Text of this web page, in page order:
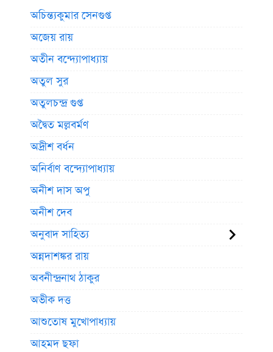
অচিন্ত্যকুমার সেনগুপ্ত
অজেয় রায়
অতীন বন্দ্যোপাধ্যায়
অতুল সুর
অতুলচন্দ্র গুপ্ত
অদ্বৈত মল্লবর্মণ
অদ্রীশ বর্ধন
অনির্বাণ বন্দ্যোপাধ্যায়
অনীশ দাস অপু
অনীশ দেব
অনুবাদ সাহিত্য
অন্নদাশঙ্কর রায়
অবনীন্দ্রনাথ ঠাকুর
অভীক দত্ত
আশুতোষ মুখোপাধ্যায়
আহমদ ছফা